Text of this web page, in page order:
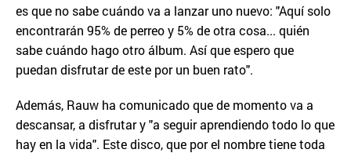
es que no sabe cuándo va a lanzar uno nuevo: "Aquí solo
encontrarán 95% de perreo y 5% de otra cosa... quién
sabe cuándo hago otro álbum. Así que espero que
puedan disfrutar de este por un buen rato".
Además, Rauw ha comunicado que de momento va a
descansar, a disfrutar y "a seguir aprendiendo todo lo que
hay en la vida". Este disco, que por el nombre tiene toda